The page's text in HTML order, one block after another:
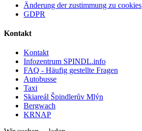
Änderung der zustimmung zu cookies
GDPR
Kontakt
Kontakt
Infozentrum SPINDL.info
FAQ - Häufig gestellte Fragen
Autobusse
Taxi
Skiareál Špindlerův Mlýn
Bergwach
KRNAP